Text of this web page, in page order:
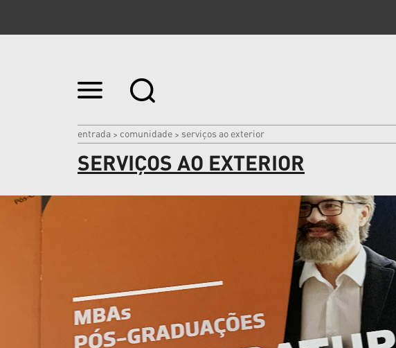
Ir
para
|
Ir
para
a
entrada > comunidade > serviços ao exterior
SERVIÇOS AO EXTERIOR